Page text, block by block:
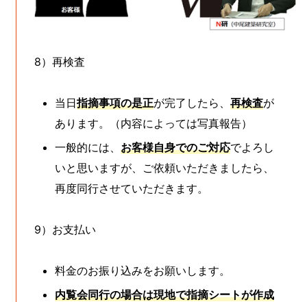
8）再検査
当日指摘事項の是正が完了したら、 再検査が
あります。（内容によっては写真報告）
一般的には、 お客様自身でのご対応でよろし
いと思いますが、ご依頼いただきましたら、
再度同行させていただきます。
9）お支払い
料金のお振り込みをお願いします。
内覧会同行の場合は現地で指摘シートが作成